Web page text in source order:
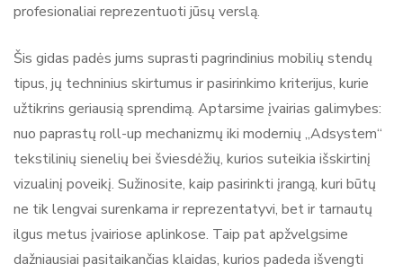
profesionaliai reprezentuoti jūsų verslą.
Šis gidas padės jums suprasti pagrindinius mobilių stendų
tipus, jų techninius skirtumus ir pasirinkimo kriterijus, kurie
užtikrins geriausią sprendimą. Aptarsime įvairias galimybes:
nuo paprastų roll-up mechanizmų iki modernių „Adsystem“
tekstilinių sienelių bei šviesdėžių, kurios suteikia išskirtinį
vizualinį poveikį. Sužinosite, kaip pasirinkti įrangą, kuri būtų
ne tik lengvai surenkama ir reprezentatyvi, bet ir tarnautų
ilgus metus įvairiose aplinkose. Taip pat apžvelgsime
dažniausiai pasitaikančias klaidas, kurios padeda išvengti